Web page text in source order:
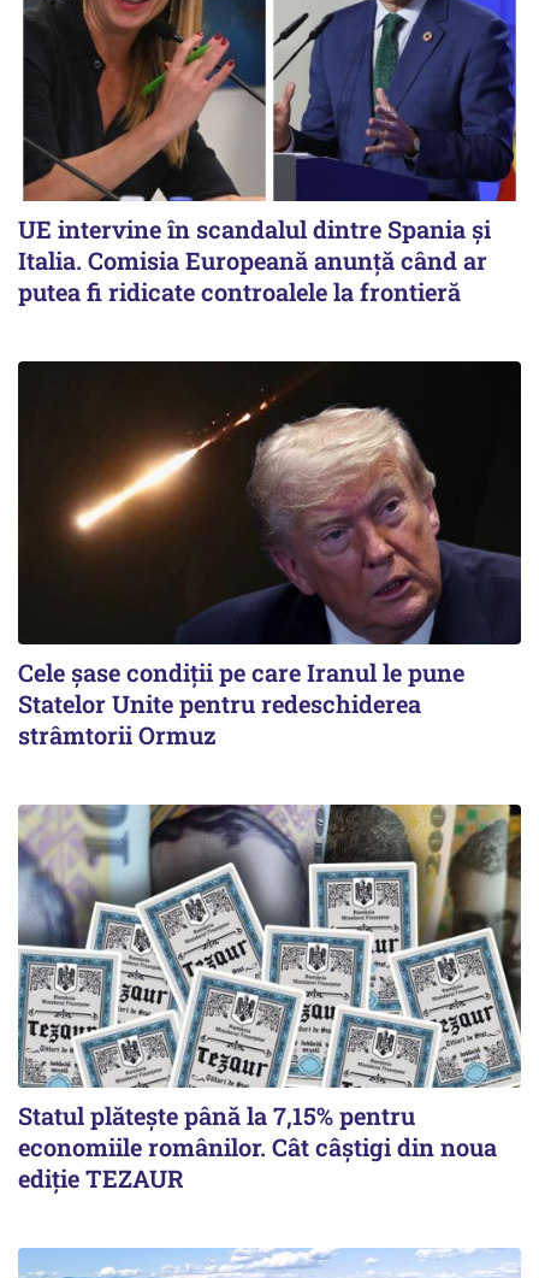
UE intervine în scandalul dintre Spania și
Italia. Comisia Europeană anunță când ar
putea fi ridicate controalele la frontieră
Cele șase condiții pe care Iranul le pune
Statelor Unite pentru redeschiderea
strâmtorii Ormuz
Statul plătește până la 7,15% pentru
economiile românilor. Cât câștigi din noua
ediție TEZAUR